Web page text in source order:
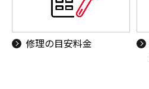
修理の目安料金